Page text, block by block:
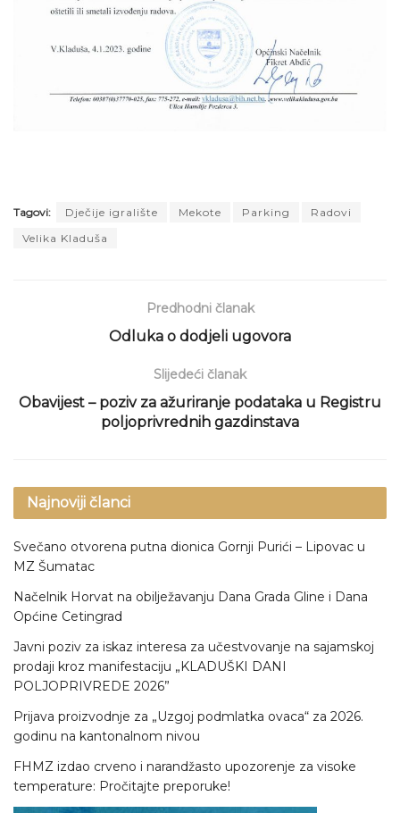
Tagovi: Dječije igralište Mekote Parking
Radovi
Velika Kladuša
Predhodni članak
Odluka o dodjeli ugovora
Slijedeći članak
Obavijest – poziv za ažuriranje podataka u Registru
poljoprivrednih gazdinstava
Najnoviji članci
Svečano otvorena putna dionica Gornji Purići – Lipovac u
MZ Šumatac
Načelnik Horvat na obilježavanju Dana Grada Gline i Dana
Općine Cetingrad
Javni poziv za iskaz interesa za učestvovanje na sajamskoj
prodaji kroz manifestaciju „KLADUŠKI DANI
POLJOPRIVREDE 2026”
Prijava proizvodnje za „Uzgoj podmlatka ovaca“ za 2026.
godinu na kantonalnom nivou
FHMZ izdao crveno i narandžasto upozorenje za visoke
temperature: Pročitajte preporuke!